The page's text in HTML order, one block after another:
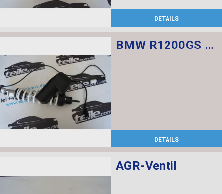
DETAILS
BMW R1200GS Federbein vorn ESA
DETAILS
AGR-Ventil